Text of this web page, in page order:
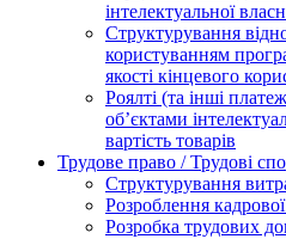
інтелектуальної
Структурування
користуванням
якості кінцевого
Роялті (та інші
об’єктами
вартість товарів
Трудове право / Трудові
Cтруктурування
Розроблення
Розробка трудових